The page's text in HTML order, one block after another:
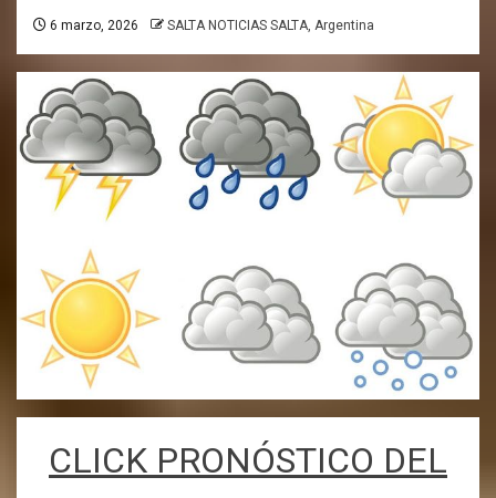
6 marzo, 2026 SALTA NOTICIAS SALTA, Argentina
CLICK PRONÓSTICO DEL